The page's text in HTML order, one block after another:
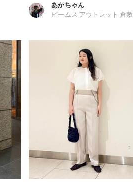
あかちゃん
ビームス アウトレット 倉敷